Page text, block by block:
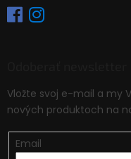
Vložte svoj e-mail a my
nových produktoch na
Email